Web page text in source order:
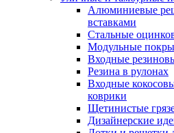
Алюминиевые
вставками
Стальные
Модульные
Входные
Резина в рулонах
Входные
коврики
Щетинистые
Дизайнерские